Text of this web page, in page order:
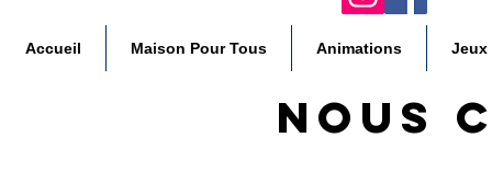
Accueil Maison Pour Tous Animations Jeux
Nous